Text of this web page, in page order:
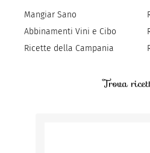
Mangiar Sano
Abbinamenti Vini e Cibo
Ricette della Campania
Trova